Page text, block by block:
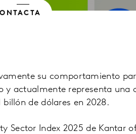
su comportamiento
y actualmente representa
billón de dólares en 2028.
Sector Index 2025 de Kantar